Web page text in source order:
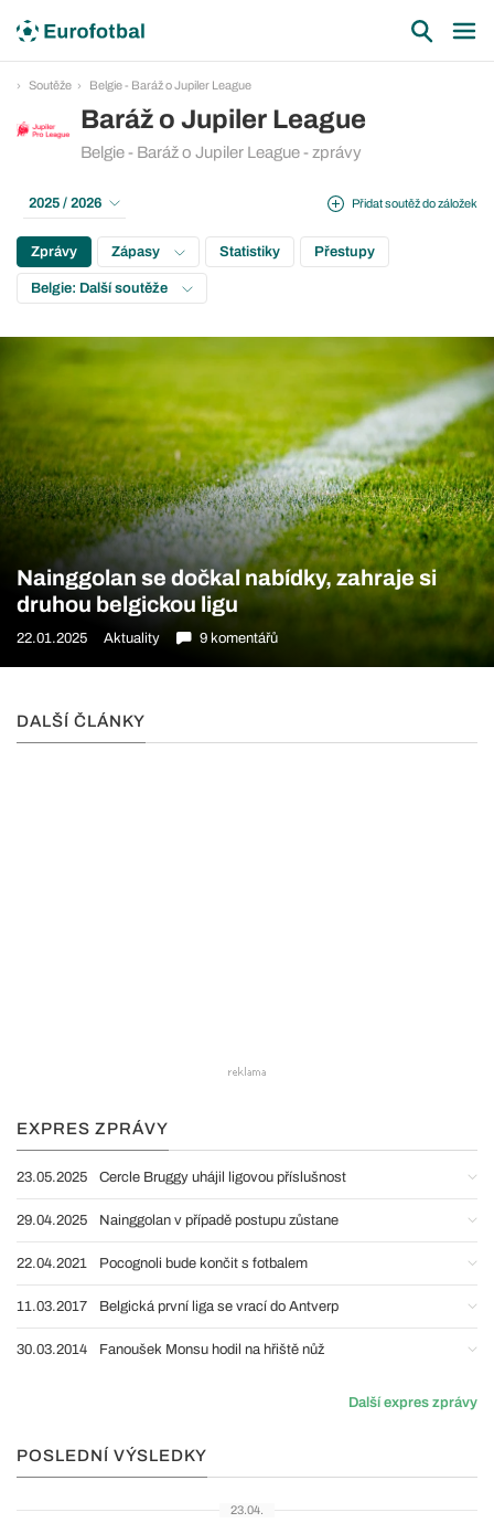
Soutěže Belgie - Baráž o Jupiler League
Baráž o Jupiler League
Belgie - Baráž o Jupiler League - zprávy
Přidat soutěž do záložek
2025 / 2026
Zprávy Zápasy Statistiky Přestupy
Belgie: Další soutěže
Nainggolan se dočkal nabídky, zahraje si
druhou belgickou ligu
22.01.2025 Aktuality 9 komentářů
DALŠÍ ČLÁNKY
EXPRES ZPRÁVY
23.05.2025 Cercle Bruggy uhájil ligovou příslušnost
29.04.2025 Nainggolan v případě postupu zůstane
22.04.2021 Pocognoli bude končit s fotbalem
11.03.2017 Belgická první liga se vrací do Antverp
30.03.2014 Fanoušek Monsu hodil na hřiště nůž
Další expres zprávy
POSLEDNÍ VÝSLEDKY
23.04.